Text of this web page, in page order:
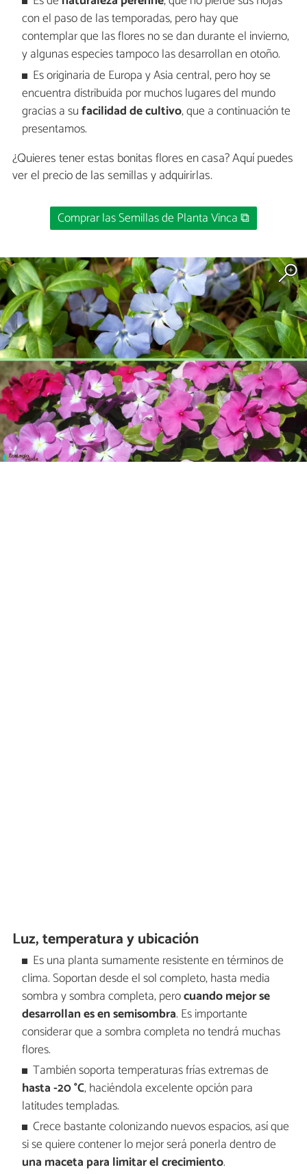
con el paso de las temporadas, pero hay que
contemplar que las flores no se dan durante el invierno,
y algunas especies tampoco las desarrollan en otoño.
Es originaria de Europa y Asia central, pero hoy se
encuentra distribuida por muchos lugares del mundo
gracias a sufacilidad de cultivo, que a continuación te
presentamos.
¿Quieres tener estas bonitas flores en casa? Aquí puedes
ver el precio de las semillas y adquirirlas.
Comprar las Semillas de Planta Vinca ⧉
Luz, temperatura y ubicación
Es una planta sumamente resistente en términos de
clima. Soportan desde el sol completo, hasta media
sombra y sombra completa, perocuando mejor se
desarrollan es en semisombra. Es importante
considerar que a sombra completa no tendrá muchas
flores.
También soporta temperaturas frías extremas de
hasta -20 °C, haciéndola excelente opción para
latitudes templadas.
Crece bastante colonizando nuevos espacios, así que
si se quiere contener lo mejor será ponerla dentro de
una maceta para limitar el crecimiento.